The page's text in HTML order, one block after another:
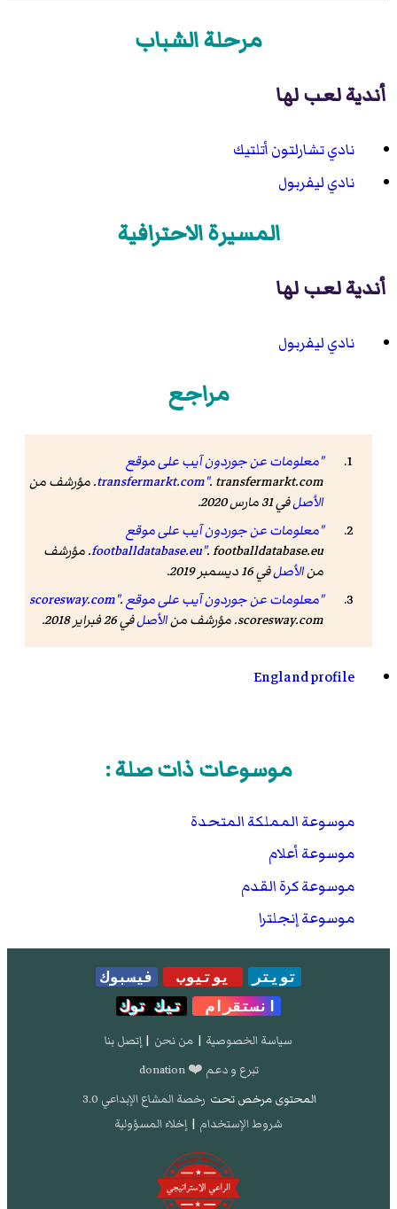
مرحلة الشباب
أندية لعب لها
نادي تشارلتون أتلتيك
نادي ليفربول
المسيرة الاحترافية
أندية لعب لها
نادي ليفربول
مراجع
"معلومات عن جوردون آيب على موقع
transfermarkt.com". transfermarkt.com. مؤرشف من
الأصلفي 31 مارس 2020.
"معلومات عن جوردون آيب على موقع
footballdatabase.eu". footballdatabase.eu. مؤرشف
منالأصلفي 16 ديسمبر 2019.
"معلومات عن جوردون آيب على موقع scoresway.com".
scoresway.com. مؤرشف من
الأصلفي 26 فبراير 2018.
England profile
موسوعات ذات صلة :
موسوعة المملكة المتحدة
موسوعة أعلام
موسوعة كرة القدم
موسوعة إنجلترا
تويتر يوتيوب
فيسبوك
انستقرام
تيك توك
سياسة الخصوصية | من نحن | إتصل بنا
تبرع و دعم ❤️ donation
المحتوى مرخص تحت رخصة المشاع الإبداعي 3.0
شروط الإستخدام | إخلاء المسؤولية